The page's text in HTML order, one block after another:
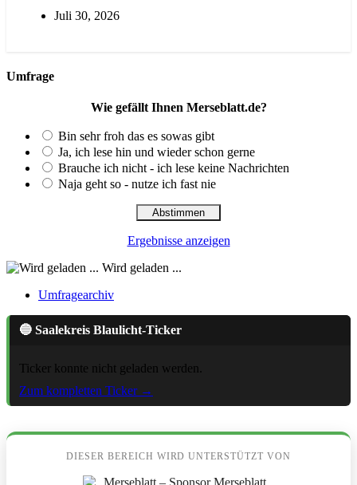
Juli 30, 2026
Umfrage
Wie gefällt Ihnen Merseblatt.de?
Bin sehr froh das es sowas gibt
Ja, ich lese hin und wieder schon gerne
Brauche ich nicht - ich lese keine Nachrichten
Naja geht so - nutze ich fast nie
Ergebnisse anzeigen
Wird geladen ...
Umfragearchiv
🔵 Saalekreis Blaulicht-Ticker
Ticker konnte nicht geladen werden.
Zum kompletten Ticker →
DIESER BEREICH WIRD UNTERSTÜTZT VON